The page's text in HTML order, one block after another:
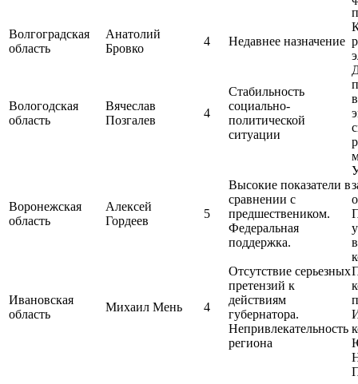
Волгоградская
область
Анатолий
Бровко
4 Недавнее назначение
Вологодская
область
Вячеслав
Позгалев
4
Стабильность
социально-
политической
ситуации
Воронежская
область
Алексей
Гордеев
5
Высокие показатели в
сравнении с
предшествеником.
Федеральная
поддержка.
Ивановская
область
Михаил Мень 4
Отсутствие серьезных
претензий к
действиям
губернатора.
Непривлекательность
региона